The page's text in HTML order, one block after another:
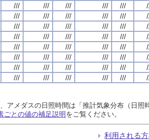
/// /// /// /// ///
/// /// /// /// ///
/// /// /// /// ///
/// /// /// /// ///
/// /// /// /// ///
/// /// /// /// ///
/// /// /// /// ///
/// /// /// /// ///
アメダスの日照時間は「推計気象分布（日
ごとの値の補足説明をご覧ください。
利用される